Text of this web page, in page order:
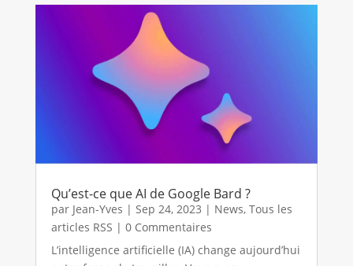
Qu’est-ce que AI de Google Bard ?
par Jean-Yves | Sep 24, 2023 | News, Tous les
articles RSS | 0 Commentaires
L’intelligence artificielle (IA) change aujourd’hui